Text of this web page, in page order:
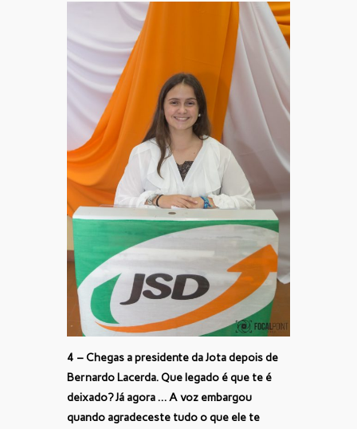
4 – Chegas a presidente da Jota depois de
Bernardo Lacerda. Que legado é que te é
deixado? Já agora … A voz embargou
quando agradeceste tudo o que ele te